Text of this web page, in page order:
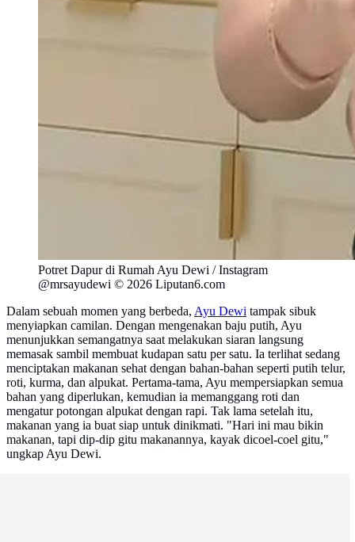
Potret Dapur di Rumah Ayu Dewi / Instagram
@mrsayudewi © 2026 Liputan6.com
Dalam sebuah momen yang berbeda, Ayu Dewi tampak sibuk
menyiapkan camilan. Dengan mengenakan baju putih, Ayu
menunjukkan semangatnya saat melakukan siaran langsung
memasak sambil membuat kudapan satu per satu. Ia terlihat sedang
menciptakan makanan sehat dengan bahan-bahan seperti putih telur,
roti, kurma, dan alpukat. Pertama-tama, Ayu mempersiapkan semua
bahan yang diperlukan, kemudian ia memanggang roti dan
mengatur potongan alpukat dengan rapi. Tak lama setelah itu,
makanan yang ia buat siap untuk dinikmati. "Hari ini mau bikin
makanan, tapi dip-dip gitu makanannya, kayak dicoel-coel gitu,"
ungkap Ayu Dewi.